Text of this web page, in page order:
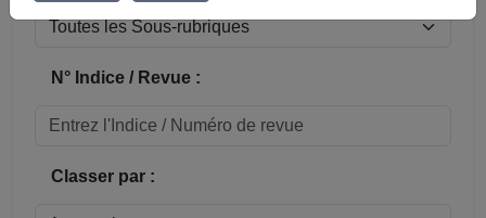
N° Indice / Revue :
Classer par :